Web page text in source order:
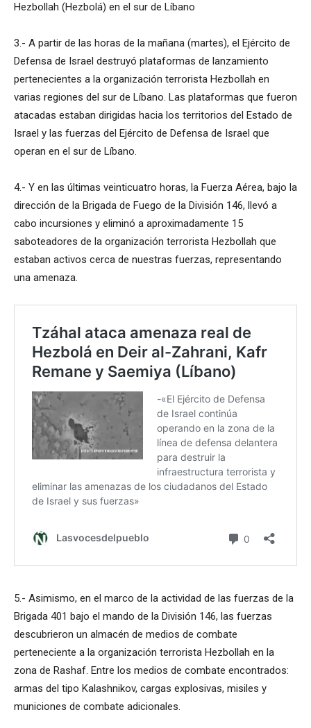
Hezbollah (Hezbolá) en el sur de Líbano
3.- A partir de las horas de la mañana (martes), el Ejército de
Defensa de Israel destruyó plataformas de lanzamiento
pertenecientes a la organización terrorista Hezbollah en
varias regiones del sur de Líbano. Las plataformas que fueron
atacadas estaban dirigidas hacia los territorios del Estado de
Israel y las fuerzas del Ejército de Defensa de Israel que
operan en el sur de Líbano.
4.- Y en las últimas veinticuatro horas, la Fuerza Aérea, bajo la
dirección de la Brigada de Fuego de la División 146, llevó a
cabo incursiones y eliminó a aproximadamente 15
saboteadores de la organización terrorista Hezbollah que
estaban activos cerca de nuestras fuerzas, representando
una amenaza.
5.- Asimismo, en el marco de la actividad de las fuerzas de la
Brigada 401 bajo el mando de la División 146, las fuerzas
descubrieron un almacén de medios de combate
perteneciente a la organización terrorista Hezbollah en la
zona de Rashaf. Entre los medios de combate encontrados:
armas del tipo Kalashnikov, cargas explosivas, misiles y
municiones de combate adicionales.